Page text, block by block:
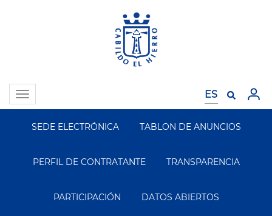
Toggle
navigation
Segundo
Menu
SEDE ELECTRÓNICA TABLON DE ANUNCIOS
PERFIL DE CONTRATANTE TRANSPARENCIA
PARTICIPACIÓN DATOS ABIERTOS